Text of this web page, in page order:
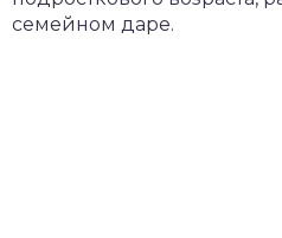
семейном даре.